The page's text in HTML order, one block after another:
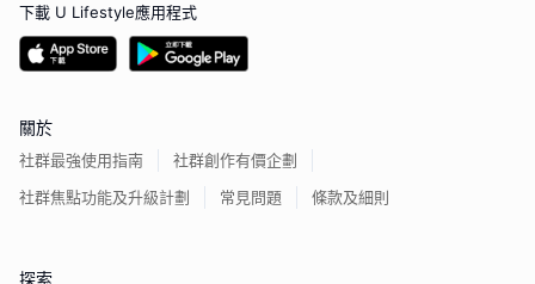
下載 U Lifestyle應用程式
關於
社群最強使用指南
社群創作有價企劃
社群焦點功能及升級計劃
常見問題 條款及細則
探索